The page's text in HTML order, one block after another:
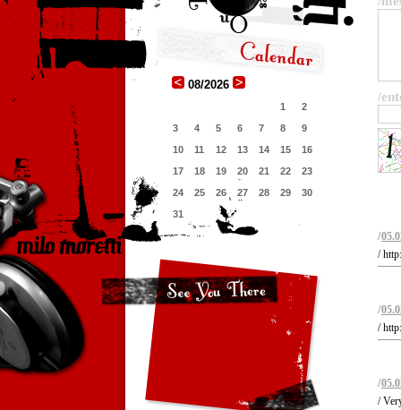
08/2026
1
2
3
4 5 6 7 8
9
10
11 12 13 14 15
16
17
18 19 20 21 22
23
24
25 26 27 28 29
30
31
/
/
/
/
/
/
/